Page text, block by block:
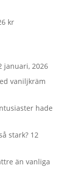
kr.
krDet
126 kr.
januari, 2026
vaniljkräm
hade
stark? 12
än vanliga